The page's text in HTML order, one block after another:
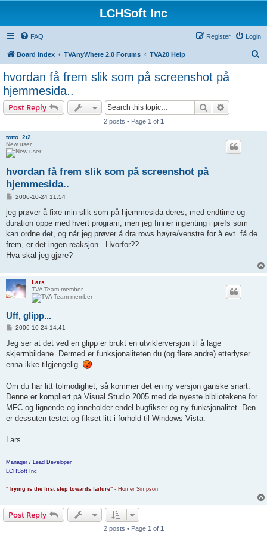
LCHSoft Inc
FAQ Login
Register
Board index TVAnyWhere 2.0 Forums TVA20 Help
hvordan få frem slik som på screenshot på
hjemmesida..
Post Reply Search
2 posts • Page 1 of 1
totto_2t2
New user
hvordan få frem slik som på screenshot på
hjemmesida..
P
s
t
2006-10-24 11:54
jeg prøver å fixe min slik som på hjemmesida deres, med endtime og
duration oppe med hvert program, men jeg finner ingenting i prefs som
kan ordne det, og når jeg prøver å dra rows høyre/venstre for å evt. få de
frem, er det ingen reaksjon.. Hvorfor??
Hva skal jeg gjøre?
Lars
TVA Team member
Uff, glipp...
P
s
2006-10-24 14:41
Jeg ser at det ved en glipp er brukt en utviklerversjon til å lage
skjermbildene. Dermed er funksjonaliteten du (og flere andre) etterlyser
ennå ikke tilgjengelig.
Om du har litt tolmodighet, så kommer det en ny versjon ganske snart.
Denne er kompliert på Visual Studio 2005 med de nyeste bibliotekene for
MFC og lignende og inneholder endel bugfikser og ny funksjonalitet. Den
er dessuten testet og fikset litt i forhold til Windows Vista.
Lars
Manager / Lead Developer
LCHSoft Inc
"Trying is the first step towards failure" - Homer Simpson
Post Reply
2 posts • Page 1 of 1